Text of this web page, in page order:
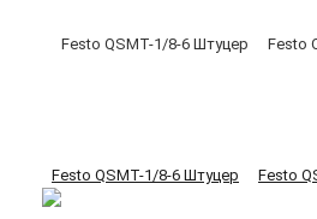
Festo QSMT-1/8-6 Штуцер Festo